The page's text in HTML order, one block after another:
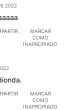
2022
MARCAR
COMO
INAPROPIADO
MARCAR
COMO
INAPROPIADO